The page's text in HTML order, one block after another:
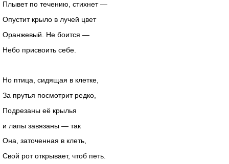
Плывет по течению, стихнет —
Опустит крыло в лучей цвет
Оранжевый. Не боится —
Небо присвоить себе.
Но птица, сидящая в клетке,
За прутья посмотрит редко,
Подрезаны её крылья
и лапы завязаны — так
Она, заточенная в клеть,
Свой рот открывает, чтоб петь.